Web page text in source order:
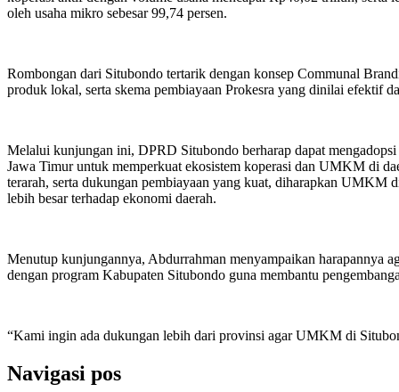
oleh usaha mikro sebesar 99,74 persen.
Rombongan dari Situbondo tertarik dengan konsep Communal
produk lokal, serta skema pembiayaan Prokesra yang dinilai efektif
Melalui kunjungan ini, DPRD Situbondo berharap dapat
Jawa Timur untuk memperkuat ekosistem koperasi dan UMKM di
terarah, serta dukungan pembiayaan yang kuat, diharapkan
lebih besar terhadap ekonomi daerah.
Menutup kunjungannya, Abdurrahman menyampaikan harapannya
dengan program Kabupaten Situbondo guna membantu
“Kami ingin ada dukungan lebih dari provinsi agar UMKM di
Navigasi pos